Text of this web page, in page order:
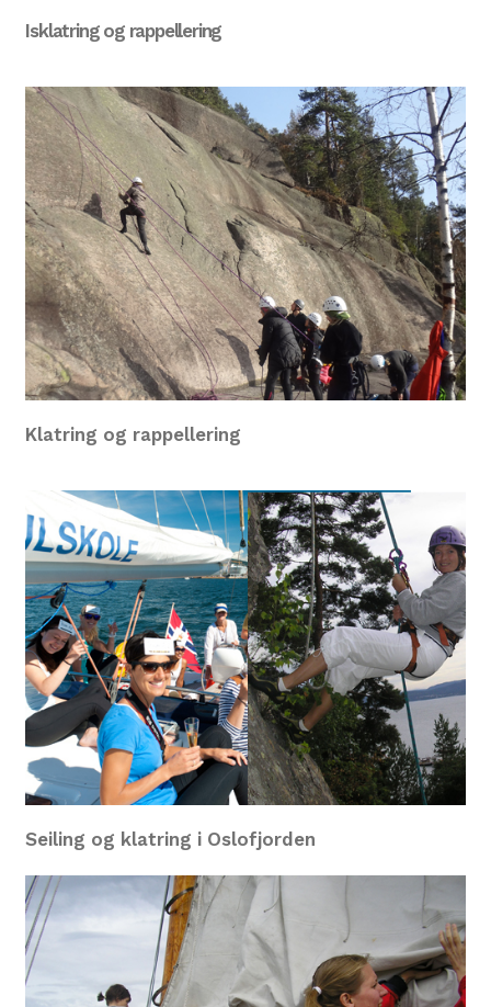
Isklatring og rappellering
Klatring og rappellering
Seiling og klatring i Oslofjorden